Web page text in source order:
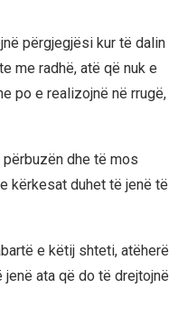
përgjegjësi kur të dalin
me radhë, atë që nuk e
po e realizojnë në rrugë,
dhe të mos
kërkesat duhet të jenë të
e këtij shteti, atëherë
ata që do të drejtojnë